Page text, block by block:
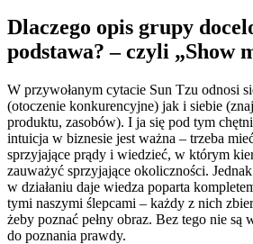
Dlaczego opis grupy
podstawa? – czyli „Show
W przywołanym cytacie Sun Tzu odnosi
(otoczenie konkurencyjne) jak i siebie
produktu, zasobów). I ja się pod tym
intuicja w biznesie jest ważna – trzeba
sprzyjające prądy i wiedzieć, w którym
zauważyć sprzyjające okoliczności.
w działaniu daje wiedza poparta
tymi naszymi ślepcami – każdy z nich
żeby poznać pełny obraz. Bez tego nie są
do poznania prawdy.